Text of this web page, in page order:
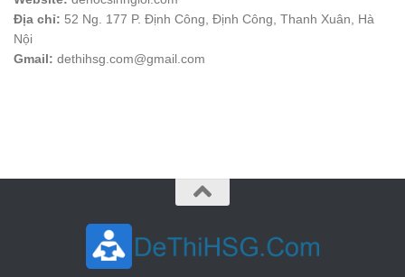
Địa chỉ: 52 Ng. 177 P. Định Công, Định Công, Thanh Xuân, Hà
Nội
Gmail: dethihsg.com@gmail.com